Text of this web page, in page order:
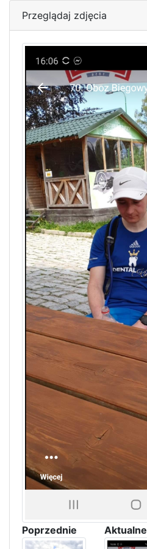
Przeglądaj zdjęcia
Poprzednie Aktualne